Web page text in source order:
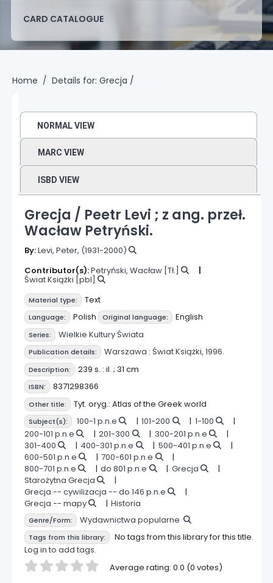
CARD CATALOGUE
Home Details for: Grecja /
NORMAL VIEW
MARC VIEW
ISBD VIEW
Grecja / Peetr Levi ; z ang. przeł.
Wacław Petryński.
By:Levi, Peter, (1931-2000)
Contributor(s):Petryński, Wacław [Tł.]
Świat Książki [pbl]
Material type: Text
Language: Polish Original language: English
Series: Wielkie Kultury Świata
Publication details: Warszawa : Świat Książki, 1996.
Description: 239 s. : il. ; 31 cm
ISBN: 8371298366
Other title: Tyt. oryg.: Atlas of the Greek world
Subject(s): 100-1 p.n.e 101-200
1-100
200-101 p.n.e
201-300
300-201 p.n.e
301-400
400-301 p.n.e
500-401 p.n.e
600-501 p.n.e
700-601 p.n.e
800-701 p.n.e
do 801 p.n.e
Grecja
Starożytna Grecja
Grecja -- cywilizacja -- do 146 p.n.e
Grecja -- mapy
Historia
Genre/Form: Wydawnictwa popularne
Tags from this library:
No tags from this library for this title.
Log in to add tags.
Star ratings Average rating: 0.0 (0 votes)